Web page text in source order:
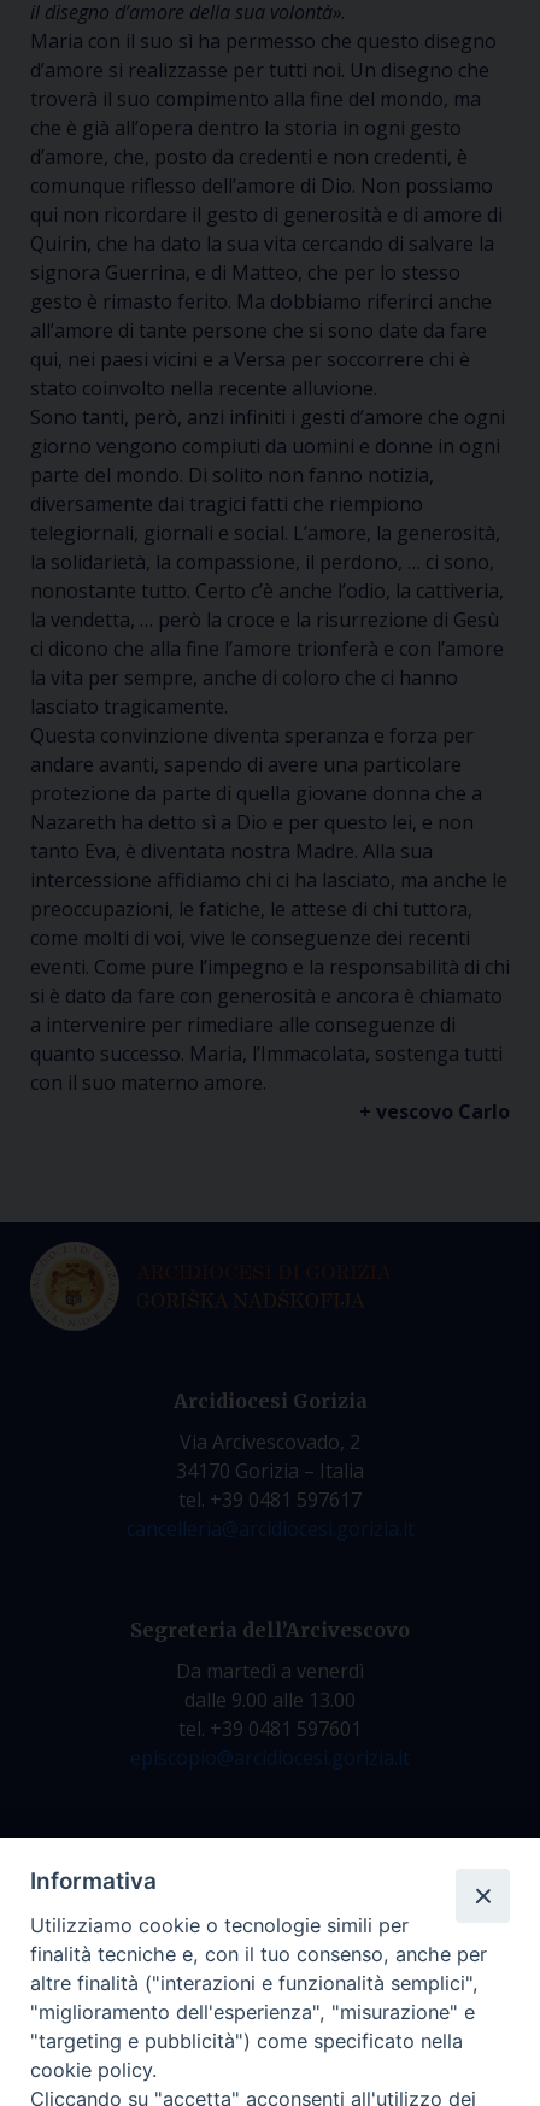
il disegno d’amore della sua volontà».
Maria con il suo sì ha permesso che questo disegno
d’amore si realizzasse per tutti noi. Un disegno che
troverà il suo compimento alla fine del mondo, ma
che è già all’opera dentro la storia in ogni gesto
d’amore, che, posto da credenti e non credenti, è
comunque riflesso dell’amore di Dio. Non possiamo
qui non ricordare il gesto di generosità e di amore di
Quirin, che ha dato la sua vita cercando di salvare la
signora Guerrina, e di Matteo, che per lo stesso
gesto è rimasto ferito. Ma dobbiamo riferirci anche
all’amore di tante persone che si sono date da fare
qui, nei paesi vicini e a Versa per soccorrere chi è
stato coinvolto nella recente alluvione.
Sono tanti, però, anzi infiniti i gesti d’amore che ogni
giorno vengono compiuti da uomini e donne in ogni
parte del mondo. Di solito non fanno notizia,
diversamente dai tragici fatti che riempiono
telegiornali, giornali e social. L’amore, la generosità,
la solidarietà, la compassione, il perdono, … ci sono,
nonostante tutto. Certo c’è anche l’odio, la cattiveria,
la vendetta, … però la croce e la risurrezione di Gesù
ci dicono che alla fine l’amore trionferà e con l’amore
la vita per sempre, anche di coloro che ci hanno
lasciato tragicamente.
Questa convinzione diventa speranza e forza per
andare avanti, sapendo di avere una particolare
protezione da parte di quella giovane donna che a
Nazareth ha detto sì a Dio e per questo lei, e non
tanto Eva, è diventata nostra Madre. Alla sua
intercessione affidiamo chi ci ha lasciato, ma anche le
preoccupazioni, le fatiche, le attese di chi tuttora,
come molti di voi, vive le conseguenze dei recenti
eventi. Come pure l’impegno e la responsabilità di chi
si è dato da fare con generosità e ancora è chiamato
a intervenire per rimediare alle conseguenze di
quanto successo. Maria, l’Immacolata, sostenga tutti
con il suo materno amore.
+ vescovo Carlo
Arcidiocesi Gorizia
Via Arcivescovado, 2
34170 Gorizia – Italia
tel. +39 0481 597617
cancelleria@arcidiocesi.gorizia.it
Segreteria dell’Arcivescovo
Da martedì a venerdì
dalle 9.00 alle 13.00
tel. +39 0481 597601
episcopio@arcidiocesi.gorizia.it
dalle 9.00 alle 12.30
tel. +39 0481 597628
archivio@arcidiocesi.gorizia.it
Ufficio Comunicazioni Sociali
Informativa
Utilizziamo cookie o tecnologie simili per
finalità tecniche e, con il tuo consenso, anche per
altre finalità ("interazioni e funzionalità semplici",
"miglioramento dell'esperienza", "misurazione" e
"targeting e pubblicità") come specificato nella
cookie policy.
Cliccando su "accetta" acconsenti all'utilizzo dei